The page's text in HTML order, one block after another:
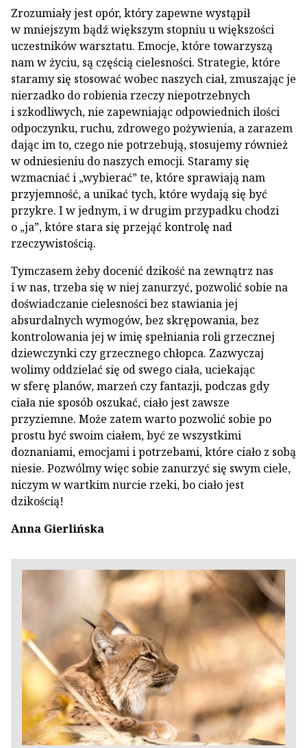
Zrozumiały jest opór, który zapewne wystąpił
w mniejszym bądź większym stopniu u większości
uczestników warsztatu. Emocje, które towarzyszą
nam w życiu, są częścią cielesności. Strategie, które
staramy się stosować wobec naszych ciał, zmuszając je
nierzadko do robienia rzeczy niepotrzebnych
i szkodliwych, nie zapewniając odpowiednich ilości
odpoczynku, ruchu, zdrowego pożywienia, a zarazem
dając im to, czego nie potrzebują, stosujemy również
w odniesieniu do naszych emocji. Staramy się
wzmacniać i „wybierać” te, które sprawiają nam
przyjemność, a unikać tych, które wydają się być
przykre. I w jednym, i w drugim przypadku chodzi
o „ja”, które stara się przejąć kontrolę nad
rzeczywistością.
Tymczasem żeby docenić dzikość na zewnątrz nas
i w nas, trzeba się w niej zanurzyć, pozwolić sobie na
doświadczanie cielesności bez stawiania jej
absurdalnych wymogów, bez skrępowania, bez
kontrolowania jej w imię spełniania roli grzecznej
dziewczynki czy grzecznego chłopca. Zazwyczaj
wolimy oddzielać się od swego ciała, uciekając
w sferę planów, marzeń czy fantazji, podczas gdy
ciała nie sposób oszukać, ciało jest zawsze
przyziemne. Może zatem warto pozwolić sobie po
prostu być swoim ciałem, być ze wszystkimi
doznaniami, emocjami i potrzebami, które ciało z sobą
niesie. Pozwólmy więc sobie zanurzyć się swym ciele,
niczym w wartkim nurcie rzeki, bo ciało jest
dzikością!
Anna Gierlińska